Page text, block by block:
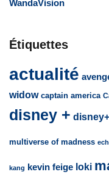
WandaVision
Étiquettes
actualité
widow captain america
disney + disney+
multiverse of madness
kang kevin feige loki